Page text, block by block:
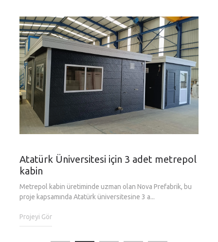
Atatürk Üniversitesi için 3 adet metrepol
kabin
Metrepol kabin üretiminde uzman olan Nova Prefabrik, bu
proje kapsamında Atatürk üniversitesine 3 a...
Projeyi Gör